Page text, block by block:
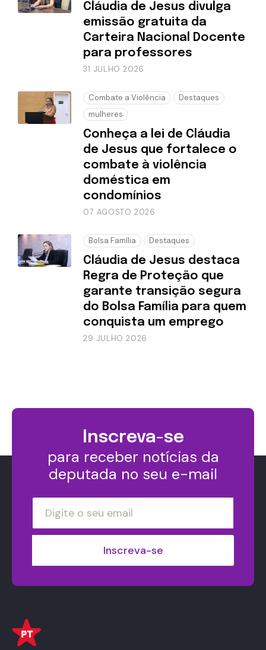
Cláudia de Jesus divulga
emissão gratuita da
Carteira Nacional Docente
para professores
31 JULHO 2026
Combate a Violência
Destaques
mulheres
Conheça a lei de Cláudia
de Jesus que fortalece o
combate à violência
doméstica em
condomínios
07 AGOSTO 2026
Bolsa Família Destaques
Cláudia de Jesus destaca
Regra de Proteção que
garante transição segura
do Bolsa Família para quem
conquista um emprego
29 JULHO 2026
Inscreva-se
para receber notícias da
deputada no seu e-mail